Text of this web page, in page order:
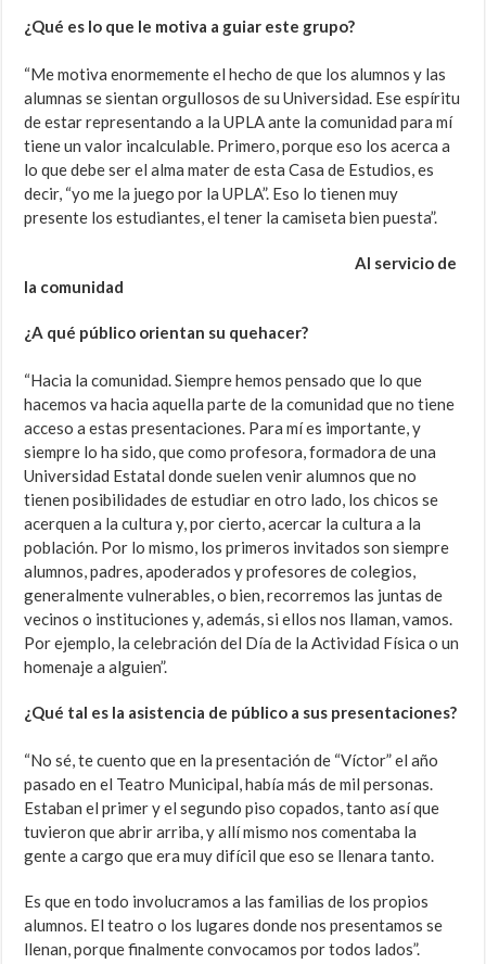
¿Qué es lo que le motiva a guiar este grupo?
“Me motiva enormemente el hecho de que los alumnos y las
alumnas se sientan orgullosos de su Universidad. Ese espíritu
de estar representando a la UPLA ante la comunidad para mí
tiene un valor incalculable. Primero, porque eso los acerca a
lo que debe ser el alma mater de esta Casa de Estudios, es
decir, “yo me la juego por la UPLA”. Eso lo tienen muy
presente los estudiantes, el tener la camiseta bien puesta”.
Al servicio de
la comunidad
¿A qué público orientan su quehacer?
“Hacia la comunidad. Siempre hemos pensado que lo que
hacemos va hacia aquella parte de la comunidad que no tiene
acceso a estas presentaciones. Para mí es importante, y
siempre lo ha sido, que como profesora, formadora de una
Universidad Estatal donde suelen venir alumnos que no
tienen posibilidades de estudiar en otro lado, los chicos se
acerquen a la cultura y, por cierto, acercar la cultura a la
población. Por lo mismo, los primeros invitados son siempre
alumnos, padres, apoderados y profesores de colegios,
generalmente vulnerables, o bien, recorremos las juntas de
vecinos o instituciones y, además, si ellos nos llaman, vamos.
Por ejemplo, la celebración del Día de la Actividad Física o un
homenaje a alguien”.
¿Qué tal es la asistencia de público a sus presentaciones?
“No sé, te cuento que en la presentación de “Víctor” el año
pasado en el Teatro Municipal, había más de mil personas.
Estaban el primer y el segundo piso copados, tanto así que
tuvieron que abrir arriba, y allí mismo nos comentaba la
gente a cargo que era muy difícil que eso se llenara tanto.
Es que en todo involucramos a las familias de los propios
alumnos. El teatro o los lugares donde nos presentamos se
llenan, porque finalmente convocamos por todos lados”.